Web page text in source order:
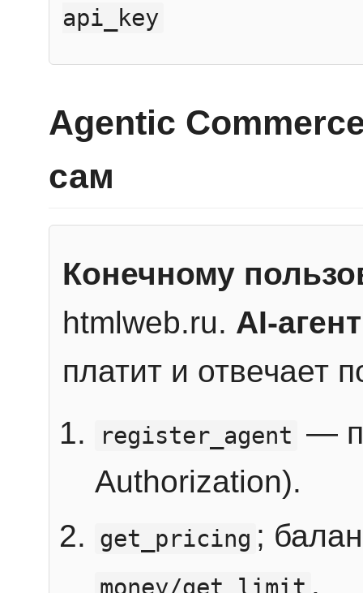
api_key
Agentic
сам
Конечному
htmlweb.ru. AI-агент
платит и отвечает
register_agent —
Authorization).
get_pricing ;
.